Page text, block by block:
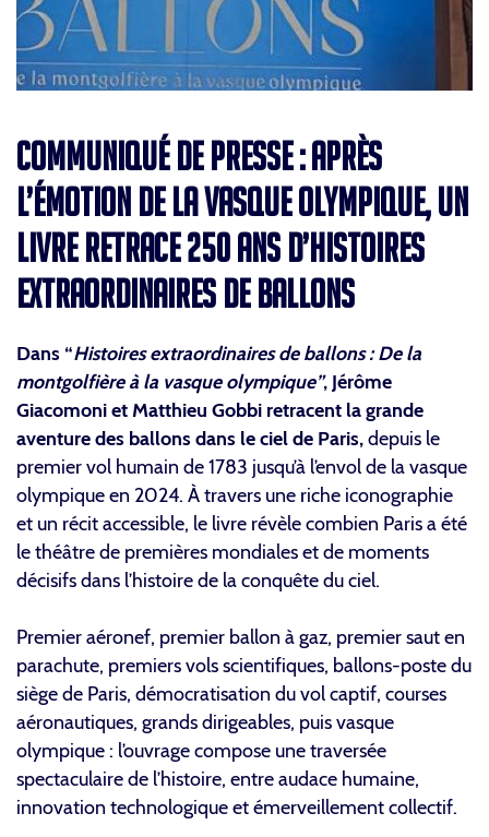
COMMUNIQUÉ DE PRESSE : APRÈS
L’ÉMOTION DE LA VASQUE OLYMPIQUE, UN
LIVRE RETRACE 250 ANS D’HISTOIRES
EXTRAORDINAIRES DE BALLONS
Dans “Histoires extraordinaires de ballons : De la
montgolfière à la vasque olympique”, Jérôme
Giacomoni et Matthieu Gobbi retracent la grande
aventure des ballons dans le ciel de Paris,depuis le
premier vol humain de 1783 jusqu’à l’envol de la vasque
olympique en 2024. À travers une riche iconographie
et un récit accessible, le livre révèle combien Paris a été
le théâtre de premières mondiales et de moments
décisifs dans l’histoire de la conquête du ciel.
Premier aéronef, premier ballon à gaz, premier saut en
parachute, premiers vols scientifiques, ballons-poste du
siège de Paris, démocratisation du vol captif, courses
aéronautiques, grands dirigeables, puis vasque
olympique : l’ouvrage compose une traversée
spectaculaire de l’histoire, entre audace humaine,
innovation technologique et émerveillement collectif.